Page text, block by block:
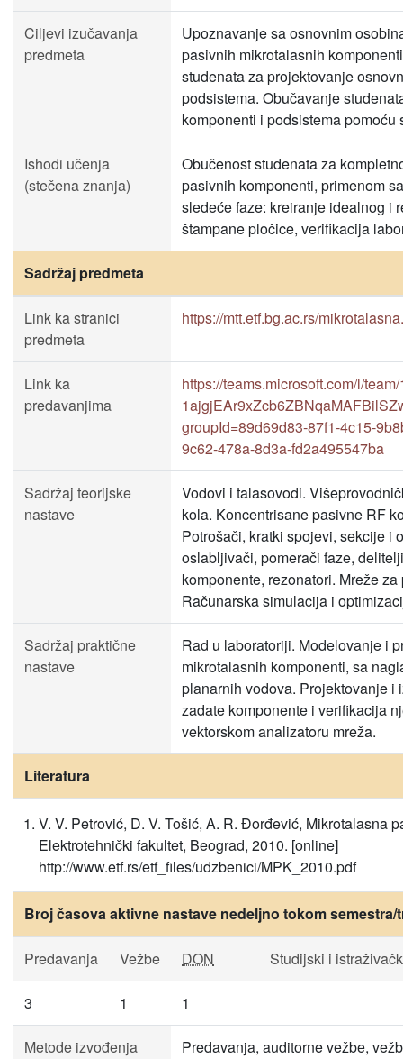
Ciljevi izučavanja
predmeta
Upoznavanje sa osnovnim
pasivnih mikrotalasnih
studenata za projektovanje
podsistema. Obučavanje
komponenti i podsistema pomoću
Ishodi učenja
(stečena znanja)
Obučenost studenata za
pasivnih komponenti, primenom
sledeće faze: kreiranje idealnog i
štampane pločice, verifikacija
Sadržaj predmeta
Link ka stranici
predmeta
https://mtt.etf.bg.ac.rs/
Link ka
predavanjima
https://teams.microsoft.com/l/
groupId=89d69d83-87f1-4c15-
9c62-478a-8d3a-fd2a495547ba
Sadržaj teorijske
nastave
Vodovi i talasovodi.
kola. Koncentrisane pasivne RF
Potrošači, kratki spojevi, sekcije i
oslabljivači, pomerači faze,
komponente, rezonatori. Mreže
Računarska simulacija i
Sadržaj praktične
nastave
Rad u laboratoriji. Modelovanje i
mikrotalasnih komponenti, sa
planarnih vodova. Projektovanje i
zadate komponente i verifikacija
vektorskom analizatoru mreža.
Literatura
V. V. Petrović, D. V. Tošić, A. R. Đorđević, Mikrotalasna
Elektrotehnički fakultet, Beograd, 2010. [online]
http://www.etf.rs/etf_files/udzbenici/MPK_2010.pdf
Broj časova aktivne nastave nedeljno tokom
Predavanja Vežbe DON Studijski i
3 1 1
Metode izvođenja
Predavanja, auditorne vežbe,